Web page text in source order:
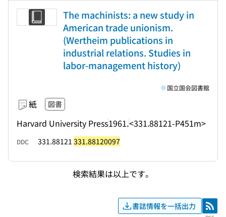
The machinists: a new study in
American trade unionism.
(Wertheim publications in
industrial relations. Studies in
labor-management history)
紙 図書
Harvard University Press1961.<331.88121-P451m>
国立国会図書館
DDC 331.88121 331.88120097
検索結果は以上です。
書誌情報を一括出力 RSS